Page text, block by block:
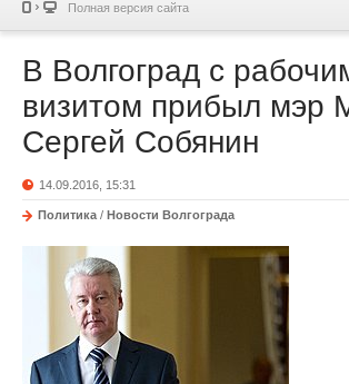
Полная версия сайта
В Волгоград с
визитом прибыл мэр
Сергей Собянин
14.09.2016, 15:31
Политика / Новости Волгограда